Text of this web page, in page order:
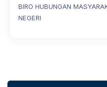
BIRO HUBUNGAN
NEGERI